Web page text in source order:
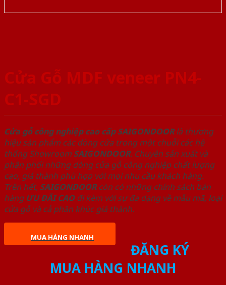
Cửa Gỗ MDF veneer PN4-
C1-SGD
Cửa gỗ công nghiệp cao cấp SAIGONDOORlà thương
hiệu sản phẩm các dòng cửa trong một chuỗi các hệ
thống Showroom SAIGONDOOR. Chuyên sản xuất và
phân phối những dòng cửa gỗ công nghiệp chất lượng
cao, giá thành phù hợp với mọi nhu cầu khách hàng.
Trên hết, SAIGONDOORcòn có những chính sách bán
hàng ƯU ĐÃI CAOđi kèm với sự đa dạng về mẫu mã, loại
cửa gỗ và cả phân khúc giá thành.
MUA HÀNG NHANH
ĐĂNG KÝ
MUA HÀNG NHANH